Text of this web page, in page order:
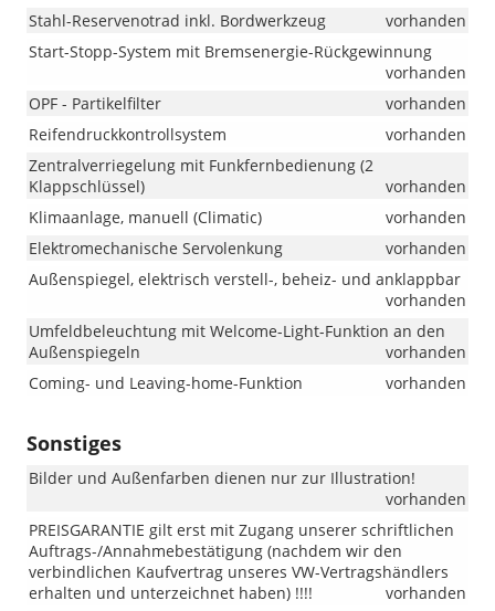
Stahl-Reservenotrad inkl. Bordwerkzeug
vorhanden
Start-Stopp-System mit Bremsenergie-Rückgewinnung
vorhanden
OPF - Partikelfilter
vorhanden
Reifendruckkontrollsystem
vorhanden
Zentralverriegelung mit Funkfernbedienung (2
Klappschlüssel)
vorhanden
Klimaanlage, manuell (Climatic)
vorhanden
Elektromechanische Servolenkung
vorhanden
Außenspiegel, elektrisch verstell-, beheiz- und anklappbar
vorhanden
Umfeldbeleuchtung mit Welcome-Light-Funktion an den
Außenspiegeln
vorhanden
Coming- und Leaving-home-Funktion
vorhanden
Sonstiges
Bilder und Außenfarben dienen nur zur Illustration!
vorhanden
PREISGARANTIE gilt erst mit Zugang unserer schriftlichen
Auftrags-/Annahmebestätigung (nachdem wir den
verbindlichen Kaufvertrag unseres VW-Vertragshändlers
erhalten und unterzeichnet haben) !!!!
vorhanden